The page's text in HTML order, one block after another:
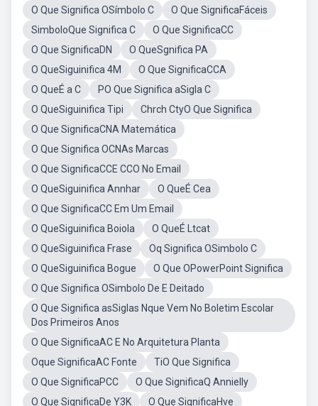
O Que Significa OSímbolo C
O Que SignificaFáceis
SimboloQue Significa C
O Que SignificaCC
O Que SignificaDN
O QueSgnifica PA
O QueSiguinifica 4M
O Que SignificaCCA
O QueÉ a C
PO Que Significa aSigla C
O QueSiguinifica Tipi
Chrch CtyO Que Significa
O Que SignificaCNA Matemática
O Que Significa OCNAs Marcas
O Que SignificaCCE CCO No Email
O QueSiguinifica Annhar
O QueÉ Cea
O Que SignificaCC Em Um Email
O QueSiguinifica Boiola
O QueÉ Ltcat
O QueSiguinifica Frase
Oq Significa OSimbolo C
O QueSiguinifica Bogue
O Que OPowerPoint Significa
O Que Significa OSimbolo De E Deitado
O Que Significa asSiglas Nque Vem No Boletim Escolar
Dos Primeiros Anos
O Que SignificaAC E No Arquitetura Planta
Oque SignificaAC Fonte
TiO Que Significa
O Que SignificaPCC
O Que SignificaQ Annielly
O Que SignificaDe Y3K
O Que SignificaHve